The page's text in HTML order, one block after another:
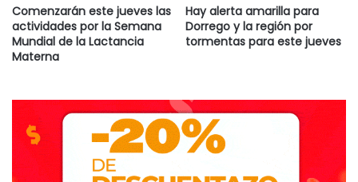
Comenzarán este jueves las
actividades por la Semana
Mundial de la Lactancia
Materna
Hay alerta amarilla para
Dorrego y la región por
tormentas para este jueves